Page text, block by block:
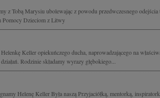
z Tobą Marysiu ubolewając z powodu przedwczesnego
Pomocy Dzieciom z Litwy
Keller opiekuńczego ducha, naprowadzającego na
Rodzinie składamy wyrazy głębokiego...
Helenę Keller Była naszą Przyjaciółką, mentorką,